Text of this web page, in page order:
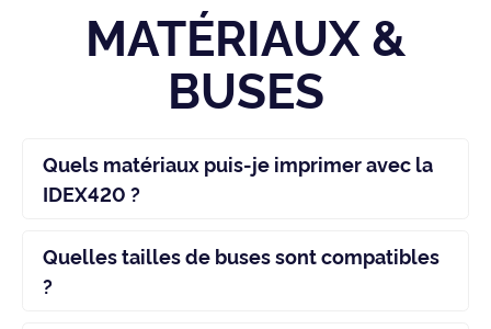
MATÉRIAUX &
BUSES
Quels matériaux puis-je imprimer avec la
IDEX420 ?
Quelles tailles de buses sont compatibles
?